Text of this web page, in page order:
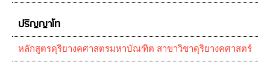
ปริญญาโท
หลักสูตรดุริยางคศาสตรมหาบัณฑิต สาขาวิชาดุริยางคศาสตร์